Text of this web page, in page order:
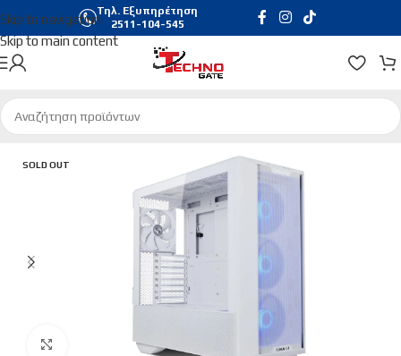
Skip to navigation
Skip to main content
Τηλ. Εξυπηρέτηση
2511-104-545
Αρχική σελίδα/Hardware & Software/Pc Cases
SOLD OUT
Click to enlarge